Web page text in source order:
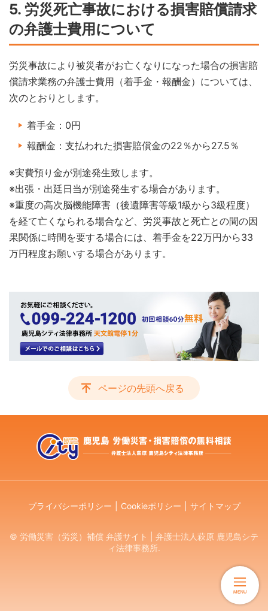
5. 労災死亡事故における損害賠償請求
の弁護士費用について
労災事故により被災者がお亡くなりになった場合の損害賠
償請求業務の弁護士費用（着手金・報酬金）については、
次のとおりとします。
着手金：0円
報酬金：支払われた損害賠償金の22％から27.5％
※実費預り金が別途発生致します。
※出張・出廷日当が別途発生する場合があります。
※重度の高次脳機能障害（後遺障害等級1級から3級程度）
を経て亡くなられる場合など、労災事故と死亡との間の因
果関係に時間を要する場合には、着手金を22万円から33
万円程度お願いする場合があります。
ページの先頭へ戻る
プライバシーポリシー Cookieポリシー サイトマップ
© 労働災害（労災）補償 弁護サイト | 弁護士法人萩原 鹿児島シテ
ィ法律事務所.